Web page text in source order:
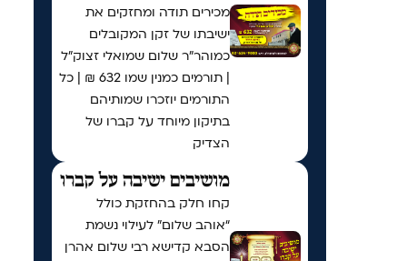
מכירים תודה ומחזקים את
ישיבתו של זקן המקובלים
כמוהר"ר שלום שמואלי זצוק"ל
| תורמים כמנין שמו 632 ₪ | כל
התורמים יוזכרו שמותיהם
בתיקון מיוחד על קברו של
הצדיק
מושיבים ישיבה על קברו
קחו חלק בהחזקת כולל
“אוהב שלום” לעילוי נשמת
הסבא קדישא רבי שלום אהרן